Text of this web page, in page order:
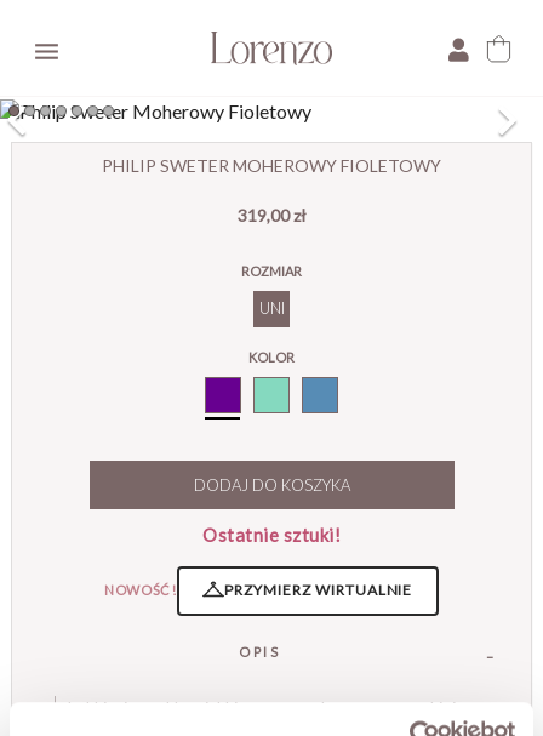

PHILIP SWETER MOHEROWY FIOLETOWY
319,00 zł
ROZMIAR
UNI
KOLOR
DODAJ DO KOSZYKA
Ostatnie sztuki!
NOWOŚĆ! PRZYMIERZ WIRTUALNIE
OPIS
Lekki, niezwykle miękki sweter wykonany z wysokiej
jakości kid moheru, który zachwyca delikatnością i